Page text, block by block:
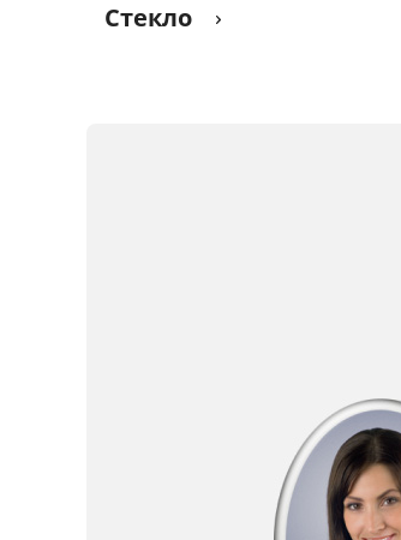
Стекло